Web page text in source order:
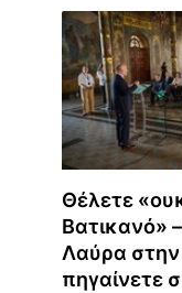
Θέλετε
Βατικανό»
Λαύρα στην
πηγαίνετε